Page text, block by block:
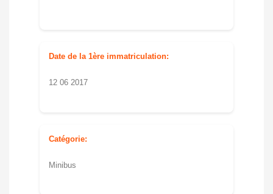
Date de la 1ère immatriculation:
12 06 2017
Catégorie:
Minibus